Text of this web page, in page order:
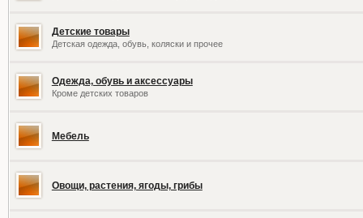
Детские товары
Детская одежда, обувь, коляски и прочее
Одежда, обувь и аксессуары
Кроме детских товаров
Мебель
Овощи, растения, ягоды, грибы